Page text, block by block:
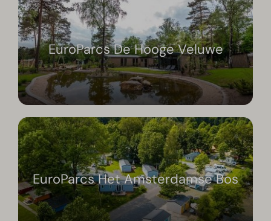
EuroParcs De Hooge Veluwe
EuroParcs Het Amsterdamse Bos